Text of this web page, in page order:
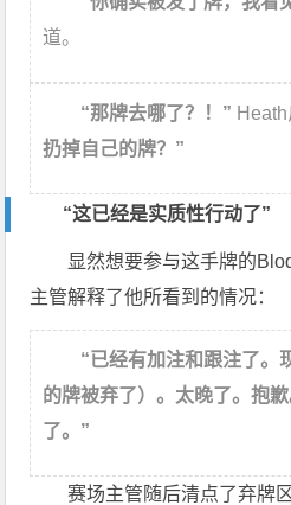
道。
“那牌去哪了？！” Heath
扔掉自己的牌？”
“这已经是实质性行动了”
显然想要参与这手牌的
主管解释了他所看到的情况：
“已经有加注和跟注了。
的牌被弃了）。太晚了。抱
了。”
赛场主管随后清点了弃牌